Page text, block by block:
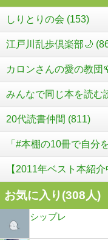
しりとりの会 (153)
江戸川乱歩倶楽部🌙
カロンさんの愛の教団
みんなで同じ本を読む
20代読書仲間 (811)
「#本棚の10冊で自分
【2011年ベスト本紹
お気に入り(308人)
シップレ